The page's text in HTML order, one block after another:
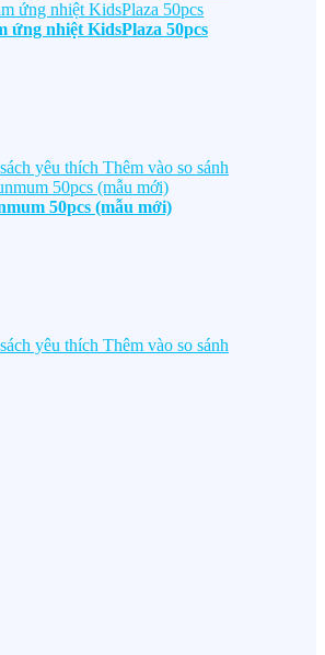
ứng nhiệt KidsPlaza 50pcs
yêu thích Thêm vào so sánh
50pcs (mẫu mới)
yêu thích Thêm vào so sánh